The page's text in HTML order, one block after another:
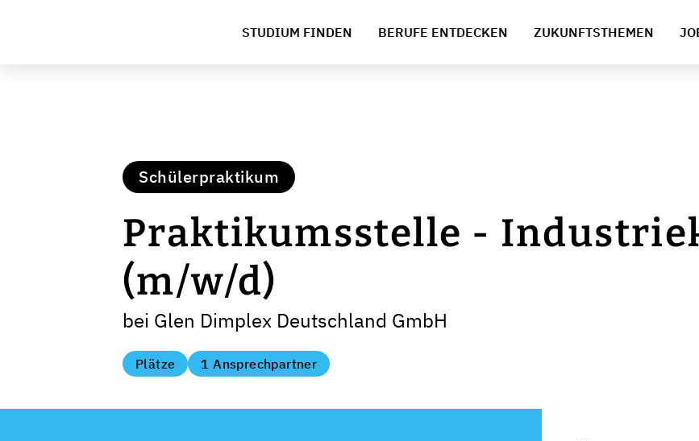
STUDIUM FINDEN BERUFE ENTDECKEN ZUKUNFTSTHEMEN
Schülerpraktikum
Praktikumsstelle -
(m/w/d)
bei Glen Dimplex Deutschland GmbH
Plätze 1 Ansprechpartner